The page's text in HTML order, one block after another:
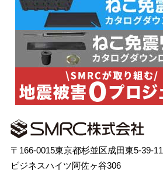
〒166-0015東京都杉並区成田東5-39-11
ビジネスハイツ阿佐ヶ谷306